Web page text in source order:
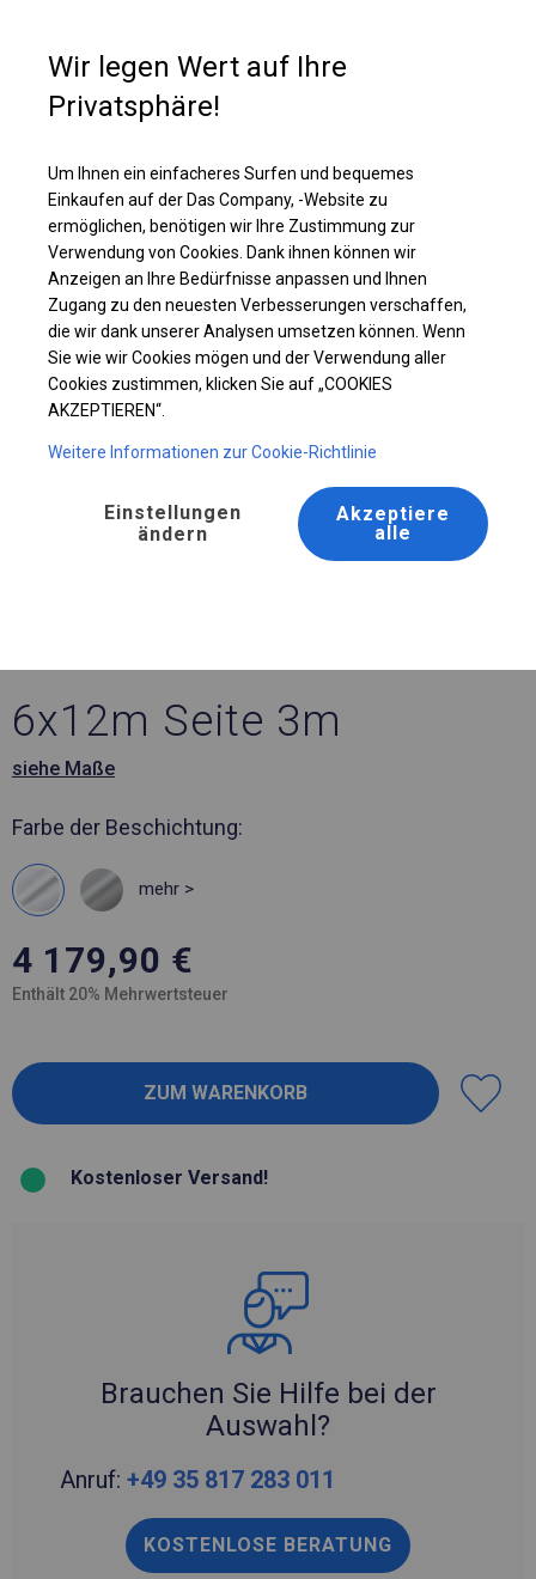
Ganzjährig geöffnete Zelthalle | 6x12 m
6x12m Seite 3m
siehe Maße
Farbe der Beschichtung:
mehr >
4 179,90 €
Enthält 20% Mehrwertsteuer
Kostenloser Versand!
Brauchen Sie Hilfe bei der
Auswahl?
Anruf: +49 35 817 283 011
KOSTENLOSE BERATUNG
Wir legen Wert auf Ihre
Privatsphäre!
Um Ihnen ein einfacheres Surfen und bequemes
Einkaufen auf der Das Company, -Website zu
ermöglichen, benötigen wir Ihre Zustimmung zur
Verwendung von Cookies. Dank ihnen können wir
Anzeigen an Ihre Bedürfnisse anpassen und Ihnen
Zugang zu den neuesten Verbesserungen verschaffen,
die wir dank unserer Analysen umsetzen können. Wenn
Sie wie wir Cookies mögen und der Verwendung aller
Cookies zustimmen, klicken Sie auf „COOKIES
AKZEPTIEREN“.
Weitere Informationen zur Cookie-Richtlinie
Einstellungen
ändern
Akzeptiere
alle